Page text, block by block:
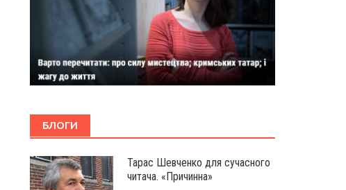
БЛОГИ
Тарас Шевченко для сучасного
читача. «Причинна»